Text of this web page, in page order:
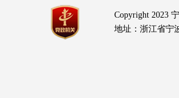
Copyright 2023
地址：浙江省宁